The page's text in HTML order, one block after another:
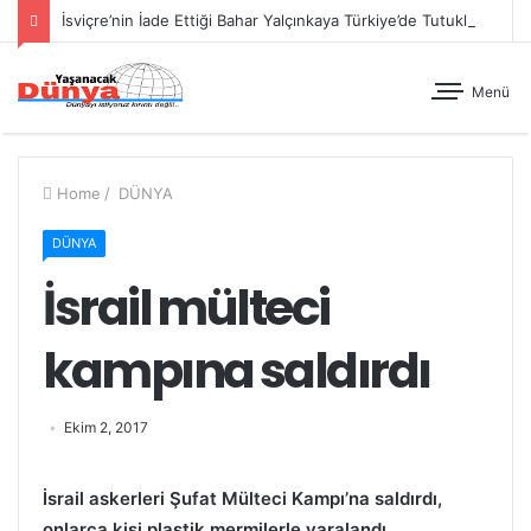
Menü
Home / DÜNYA
DÜNYA
İsrail mülteci
kampına saldırdı
Ekim 2, 2017
İsrail askerleri Şufat Mülteci Kampı’na saldırdı,